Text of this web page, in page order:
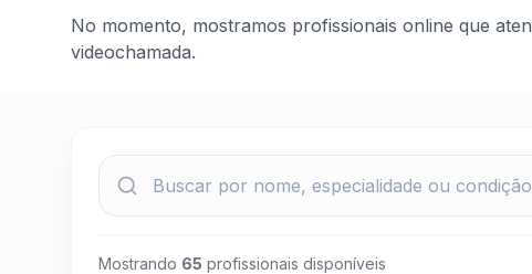
No momento, mostramos profissionais online que
videochamada.
Mostrando 65 profissionais disponíveis